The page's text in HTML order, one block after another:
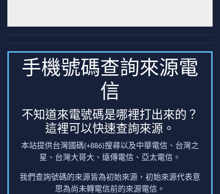
手機號碼查詢來源電
信
不知道來電號碼是哪裡打出來的？
這裡可以快速查詢來源。
本站提供台灣國碼(+886)搜尋以及中華電信、台灣之
星、台灣大哥大、遠傳電信、亞太電信。
我們查詢號碼的來源皆為初始來源，初始來源代表意
思為尚未轉電信前的來源電信。